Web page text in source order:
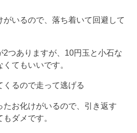
がいるので、落ち着いて回避して
2つありますが、10円玉と小石な
てもいいです。
くるので走って逃げる
たお化けがいるので、引き返す
ダメです。